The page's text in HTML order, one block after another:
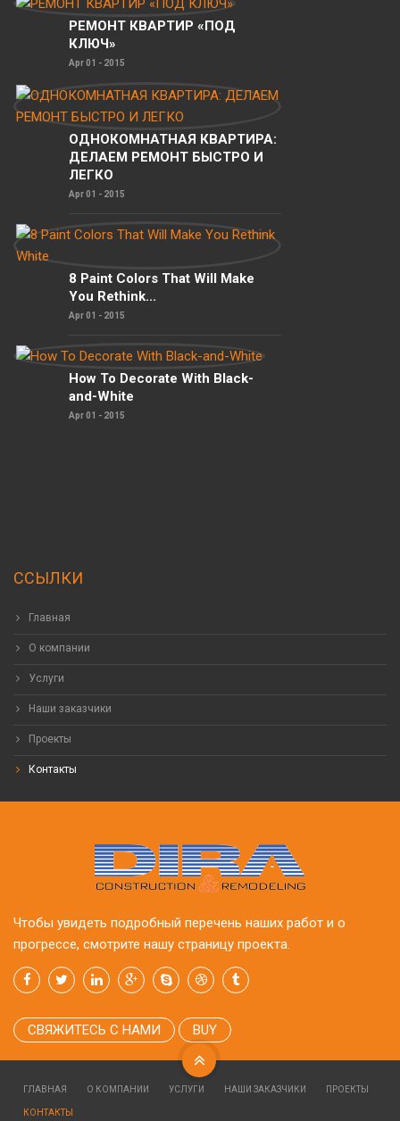
РЕМОНТ КВАРТИР «ПОД
КЛЮЧ»
Apr 01 - 2015
ОДНОКОМНАТНАЯ КВАРТИРА:
ДЕЛАЕМ РЕМОНТ БЫСТРО И
ЛЕГКО
Apr 01 - 2015
8 Paint Colors That Will Make
You Rethink...
Apr 01 - 2015
How To Decorate With Black-
and-White
Apr 01 - 2015
ССЫЛКИ
Главная
О компании
Услуги
Наши заказчики
Проекты
Контакты
Чтобы увидеть подробный перечень наших работ и о
прогрессе, смотрите нашу страницу проекта.
СВЯЖИТЕСЬ С НАМИ BUY
ГЛАВНАЯ О КОМПАНИИ УСЛУГИ НАШИ ЗАКАЗЧИКИ ПРОЕКТЫ
КОНТАКТЫ